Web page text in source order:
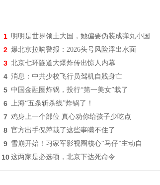
1 明明是世界领土大国，她偏要伪装成弹丸小国
2 爆北京拉响警报：2026头号风险浮出水面
3 北京七环隧道大爆炸传出惊人内幕
4 消息：中共少校飞行员驾机自戕身亡
5 中国金融圈炸锅，投行“第一美女”栽了
6 上海“五条斩杀线”炸锅了！
7 鸡身上一个部位 真心劝你给孩子少吃点
8 官方出手倪萍栽了这些事瞒不住了
9 雪崩开始！习家军影视圈核心“马仔”主动自
10 这两家是必选项，北京下达死命令